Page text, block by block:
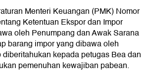
Menteri Keuangan (PMK) Nomor
Ketentuan Ekspor dan Impor
oleh Penumpang dan Awak Sarana
barang impor yang dibawa oleh
kepada petugas Bea dan
pemenuhan kewajiban pabean.